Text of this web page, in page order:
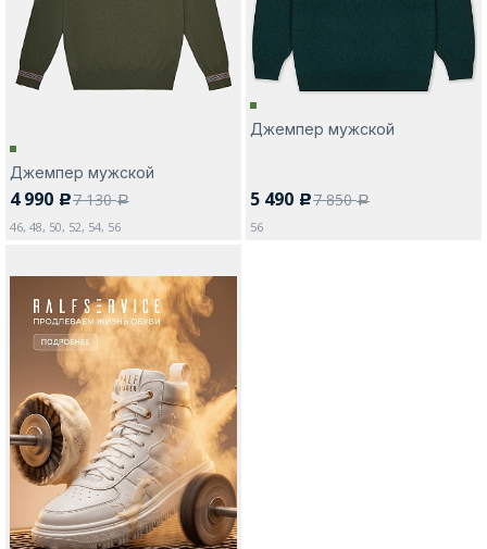
Да, все верно Изменить город
О компании
Покупателям
Джемпер мужской
4 990 c7 130a
46, 48, 50, 52, 54, 56
Джемпер мужской
5 490 c7 850a
56